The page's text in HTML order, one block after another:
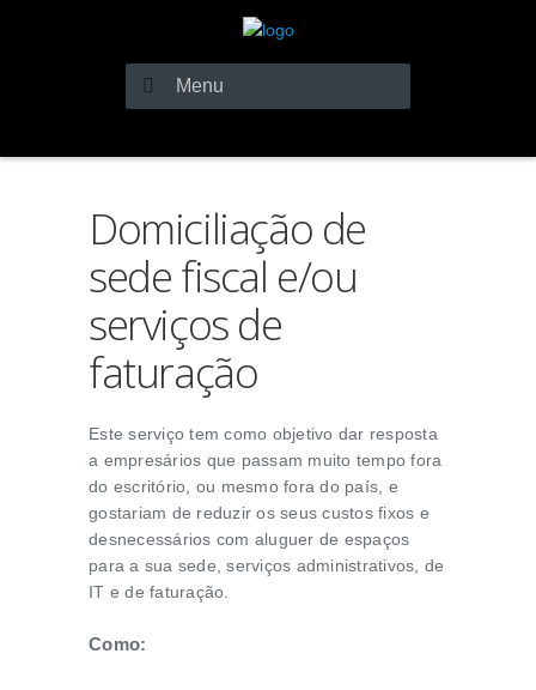
Menu
Domiciliação de
sede fiscal e/ou
serviços de
faturação
Este serviço tem como objetivo dar resposta
a empresários que passam muito tempo fora
do escritório, ou mesmo fora do país, e
gostariam de reduzir os seus custos fixos e
desnecessários com aluguer de espaços
para a sua sede, serviços administrativos, de
IT e de faturação.
Como: